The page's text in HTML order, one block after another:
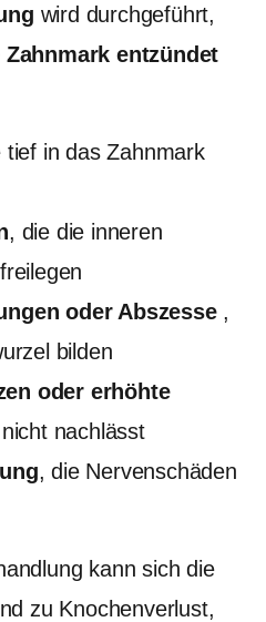
wird durchgeführt,
Zahnmark entzündet
tief in das Zahnmark
, die die inneren
oder Abszesse,
bilden
oder erhöhte
nachlässt
, die Nervenschäden
kann sich die
zu Knochenverlust,